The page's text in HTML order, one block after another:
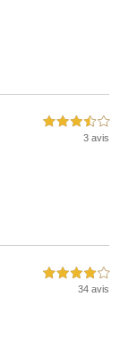
3,5 étoiles sur 5
3 avis
4,0 étoiles sur 5
34 avis